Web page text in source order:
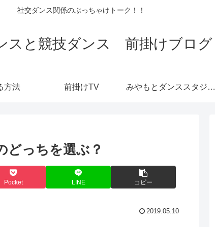
社交ダンス関係のぶっちゃけトーク！！
スと競技ダンス 前掛けブログ
方法 前掛けTV みやもとダンススタジオ札幌
どっちを選ぶ？
Pocket LINE コピー
2019.05.10